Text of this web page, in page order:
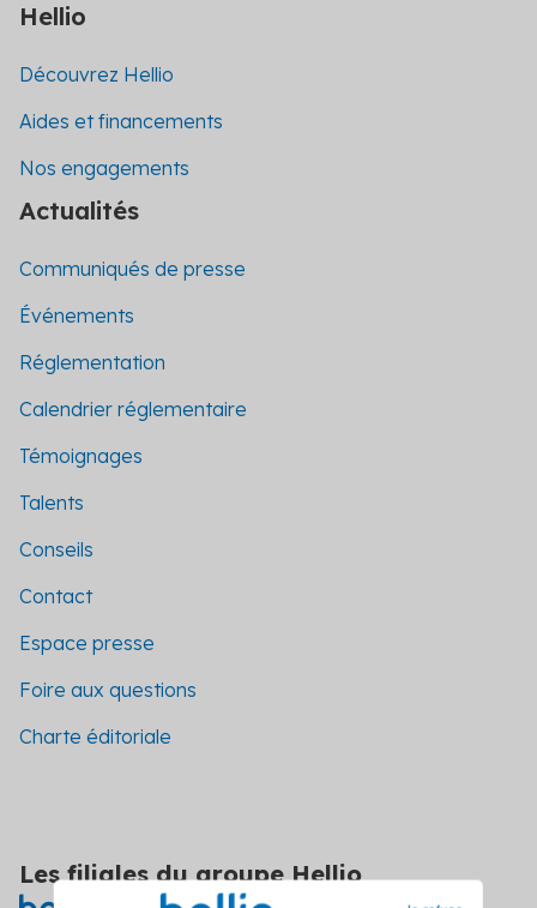
Hellio
Découvrez Hellio
Aides et financements
Nos engagements
Actualités
Communiqués de presse
Événements
Réglementation
Calendrier réglementaire
Témoignages
Talents
Conseils
Contact
Espace presse
Foire aux questions
Charte éditoriale
Les filiales du groupe Hellio